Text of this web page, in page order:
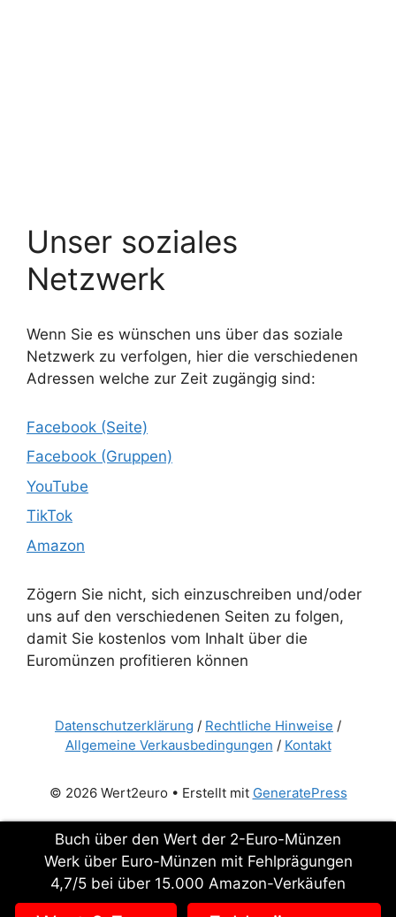
Unser soziales
Netzwerk
Wenn Sie es wünschen uns über das soziale
Netzwerk zu verfolgen, hier die verschiedenen
Adressen welche zur Zeit zugängig sind:
Facebook (Seite)
Facebook (Gruppen)
YouTube
TikTok
Amazon
Zögern Sie nicht, sich einzuschreiben und/oder
uns auf den verschiedenen Seiten zu folgen,
damit Sie kostenlos vom Inhalt über die
Euromünzen profitieren können
Datenschutzerklärung / Rechtliche Hinweise /
Allgemeine Verkausbedingungen / Kontakt
© 2026 Wert2euro • Erstellt mit GeneratePress
Buch über den Wert der 2-Euro-Münzen
Werk über Euro-Münzen mit Fehlprägungen
4,7/5 bei über 15.000 Amazon-Verkäufen